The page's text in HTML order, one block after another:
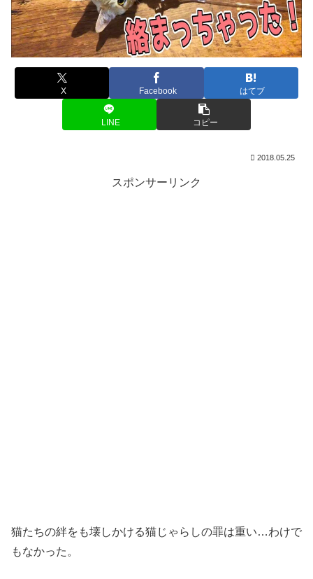
X Facebook はてブ
LINE コピー
2018.05.25
スポンサーリンク
猫たちの絆をも壊しかける猫じゃらしの罪は重い…わけで
もなかった。